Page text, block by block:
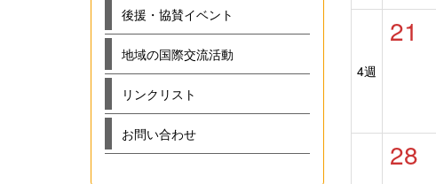
4週
21
28
後援・協賛イベント
地域の国際交流活動
リンクリスト
お問い合わせ